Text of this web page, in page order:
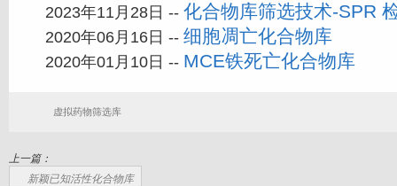
2023年11月28日 -- 化合物库筛选技术-SPR
2020年06月16日 -- 细胞凋亡化合物库
2020年01月10日 -- MCE铁死亡化合物库
虚拟药物筛选库
上一篇：
新颖已知活性化合物库